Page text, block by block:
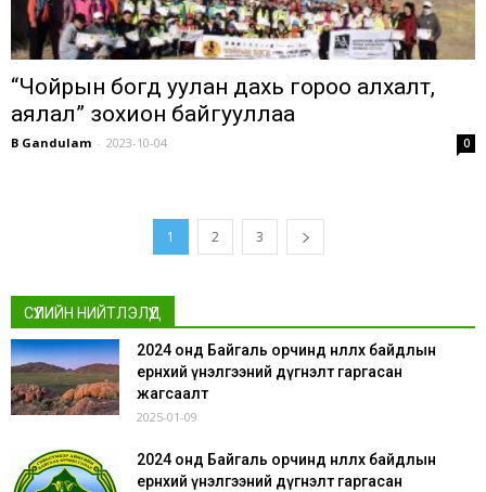
“Чойрын богд уулан дахь гороо алхалт,
аялал” зохион байгууллаа
B Gandulam - 2023-10-04 0
1 2 3
СҮҮЛИЙН НИЙТЛЭЛҮҮД
2024 онд Байгаль орчинд нөлөөлөх байдлын
ерөнхий үнэлгээний дүгнэлт гаргасан
жагсаалт
2025-01-09
2024 онд Байгаль орчинд нөлөөлөх байдлын
ерөнхий үнэлгээний дүгнэлт гаргасан